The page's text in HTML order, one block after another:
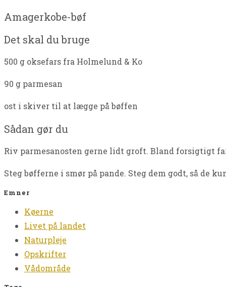
Amagerkobe-bøf
Det skal du bruge
500 g oksefars fra Holmelund & Ko
90 g parmesan
ost i skiver til at lægge på bøffen
Sådan gør du
Riv parmesanosten gerne lidt groft. Bland forsigtigt
Steg bøfferne i smør på pande. Steg dem godt, så de
Emner
Køerne
Livet på landet
Naturpleje
Opskrifter
Vådområde